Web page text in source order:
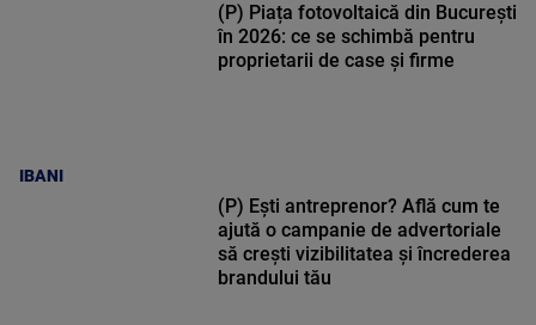
IBANI
(P) Piața fotovoltaică din București
în 2026: ce se schimbă pentru
proprietarii de case și firme
(P) Ești antreprenor? Află cum te
ajută o campanie de advertoriale
să crești vizibilitatea și încrederea
brandului tău